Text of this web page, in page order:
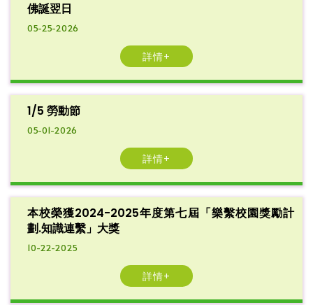
佛誕翌日
05-25-2026
詳情+
1/5 勞動節
05-01-2026
詳情+
本校榮獲2024-2025年度第七屆「樂繫校園獎勵計
劃.知識連繫」大獎
10-22-2025
詳情+